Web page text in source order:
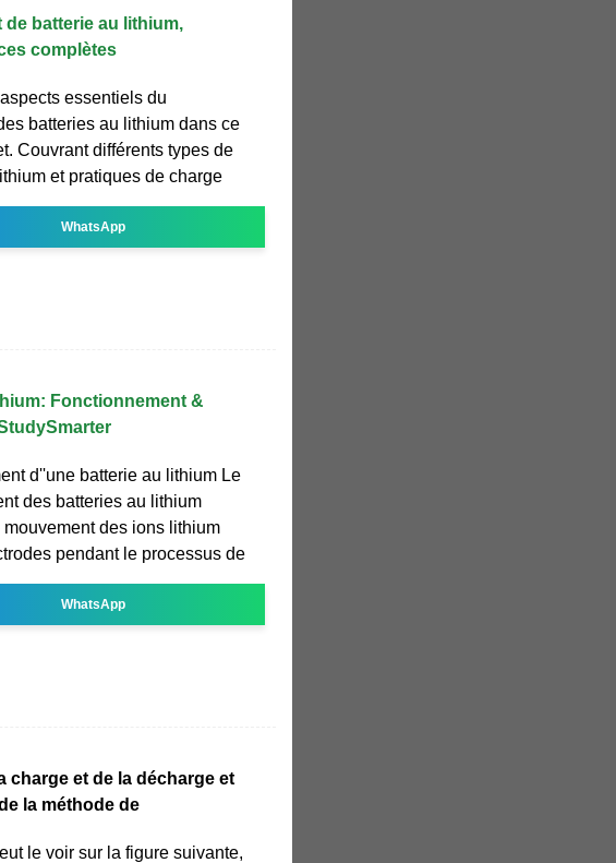
de batterie au lithium,
complètes
essentiels du
batteries au lithium dans ce
Couvrant différents types de
et pratiques de charge
WhatsApp
Fonctionnement &
d''une batterie au lithium Le
des batteries au lithium
mouvement des ions lithium
pendant le processus de
WhatsApp
charge et de la décharge et
la méthode de
le voir sur la figure suivante,